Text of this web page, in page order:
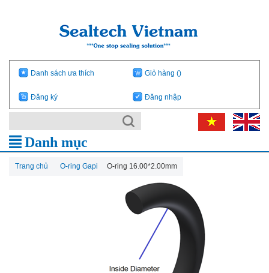
Danh sách ưa thích Giỏ hàng()
Đăng ký Đăng nhập
Danh mục
Trang chủ O-ring Gapi O-ring 16.00*2.00mm